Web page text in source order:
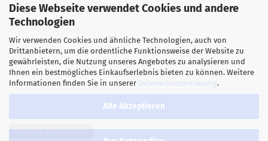
Diese Webseite verwendet Cookies und andere
Technologien
Wir verwenden Cookies und ähnliche Technologien, auch von
Drittanbietern, um die ordentliche Funktionsweise der Website zu
gewährleisten, die Nutzung unseres Angebotes zu analysieren und
Ihnen ein bestmögliches Einkaufserlebnis bieten zu können. Weitere
Informationen finden Sie in unserer Datenschutzerklärung.
Alle Akzeptieren
Datenschutz
Versand- & Zahlungsbedingungen
Cookie Einstellungen
Vertrag widerrufen